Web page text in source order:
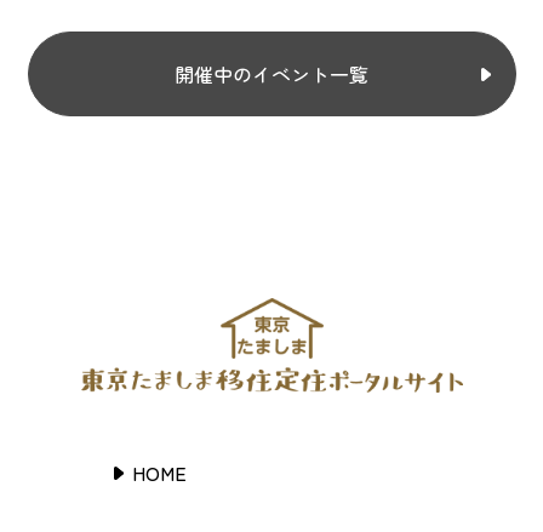
開催中のイベント一覧
HOME